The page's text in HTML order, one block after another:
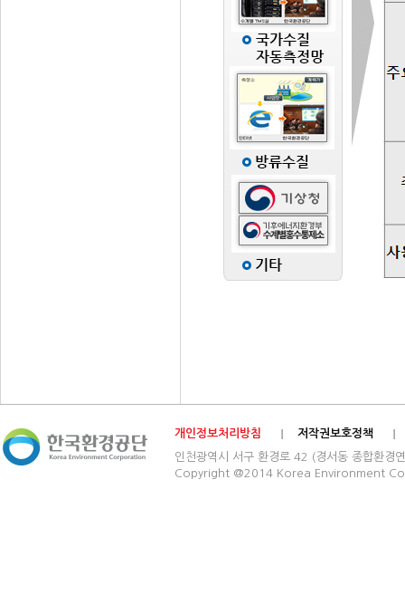
개인정보처리방침
저작권보호정책
인천광역시 서구 환경로 42 (경서동 종합
Copyright @2014 Korea Environment